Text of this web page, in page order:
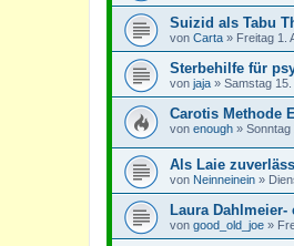
Suizid als Tabu
von Carta » Freitag 1.
Sterbehilfe für
von jaja » Samstag
Carotis Methode
von enough » Sonntag
Als Laie
von Neinneinein »
Laura Dahlmeier-
von good_old_joe »